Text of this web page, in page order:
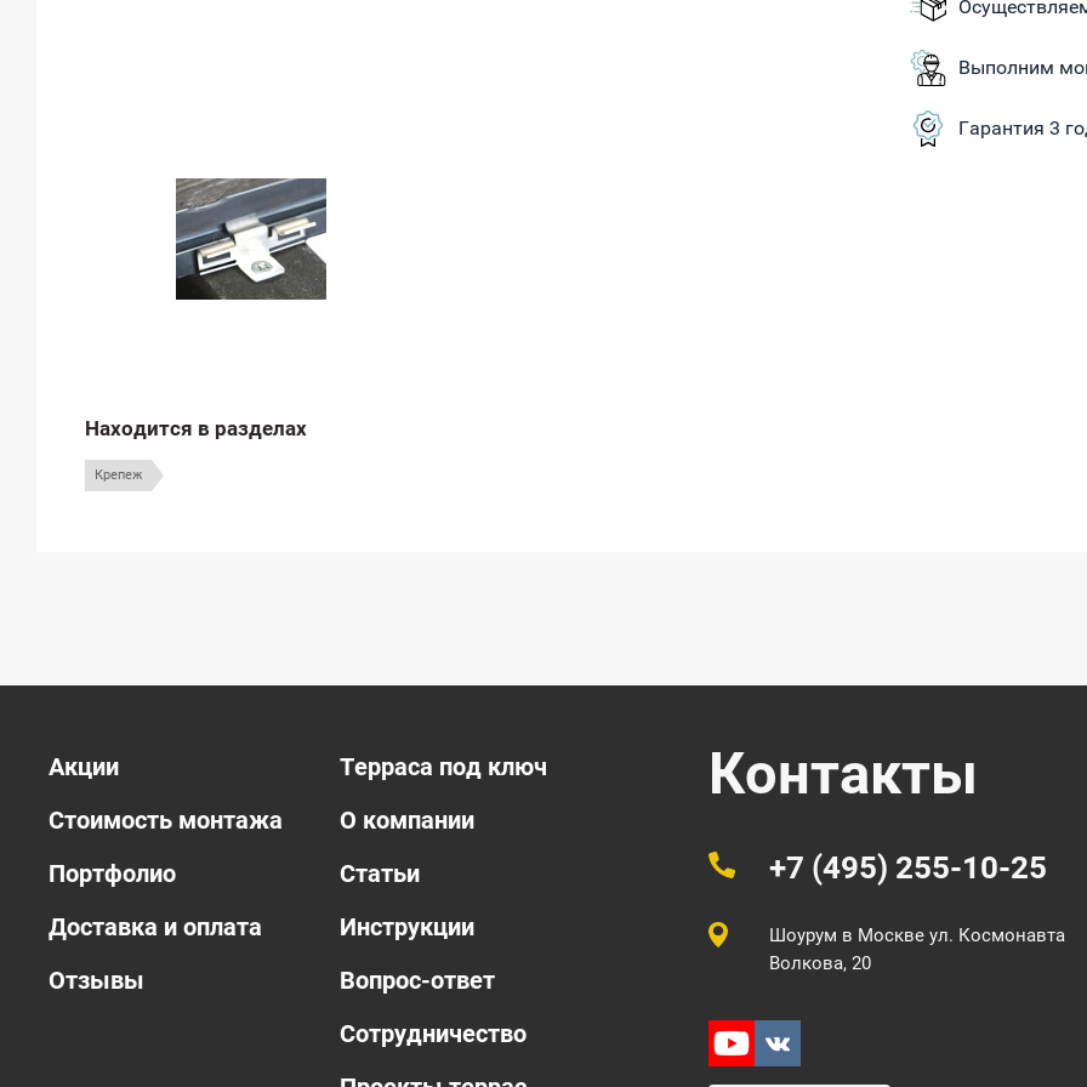
Выполним
Гарантия 3
Находится в разделах
Крепеж
Акции
Стоимость монтажа
Портфолио
Доставка и оплата
Отзывы
Терраса под ключ
О компании
Статьи
Инструкции
Вопрос-ответ
Сотрудничество
Контакты
+7 (495) 255-10-25
Шоурум в Москвеул. Космонавта
Волкова, 20